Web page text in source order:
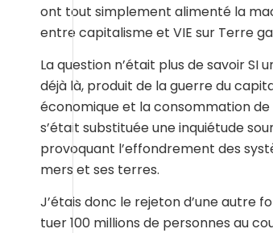
ont tout simplement alimenté la
entre capitalisme et VIE sur Terre
La question n’était plus de savoir
déjà là, produit de la guerre du
économique et la consommation de
s’était substituée une inquiétude
provoquant l’effondrement des
mers et ses terres.
J’étais donc le rejeton d’une autre
tuer 100 millions de personnes au